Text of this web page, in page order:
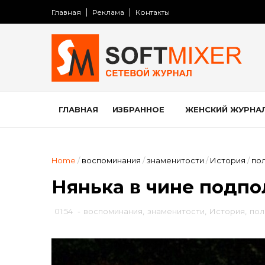
Главная Реклама Контакты
ГЛАВНАЯ ИЗБРАННОЕ ЖЕНСКИЙ
Home / воспоминания /знаменитости / История /
Нянька в чине
01:54 - воспоминания знаменитости История